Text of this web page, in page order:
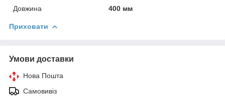
Довжина
400 мм
Приховати
Умови доставки
Нова Пошта
Самовивіз